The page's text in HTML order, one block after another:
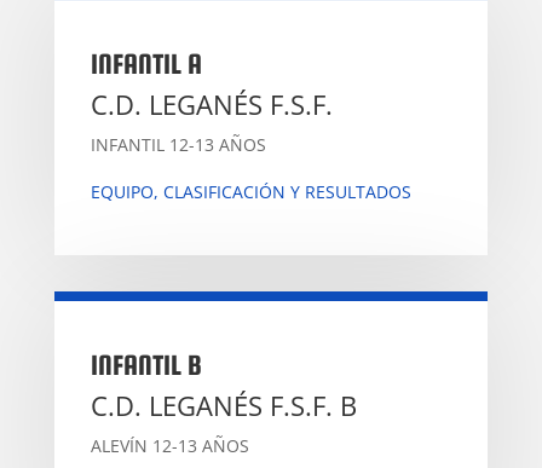
INFANTIL A
C.D. LEGANÉS F.S.F.
INFANTIL 12-13 AÑOS
EQUIPO, CLASIFICACIÓN Y RESULTADOS
INFANTIL B
C.D. LEGANÉS F.S.F. B
ALEVÍN 12-13 AÑOS